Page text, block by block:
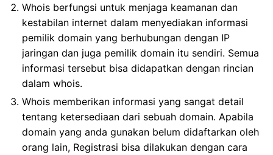
Whois berfungsi untuk menjaga keamanan dan
kestabilan internet dalam menyediakan informasi
pemilik domain yang berhubungan dengan IP
jaringan dan juga pemilik domain itu sendiri. Semua
informasi tersebut bisa didapatkan dengan rincian
dalam whois.
Whois memberikan informasi yang sangat detail
tentang ketersediaan dari sebuah domain. Apabila
domain yang anda gunakan belum didaftarkan oleh
orang lain, Registrasi bisa dilakukan dengan cara